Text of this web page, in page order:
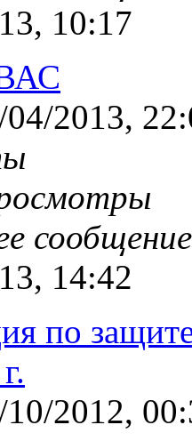
10:17
2013,
14:42
по
2012,